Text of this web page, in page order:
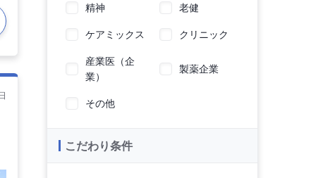
精神
老健
ケアミックス
クリニック
産業医（企
業）
製薬企業
その他
こだわり条件